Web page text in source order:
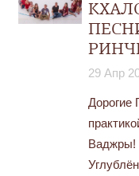
29 Апр
Дорогие
Ваджры!